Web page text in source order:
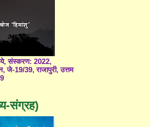
संस्करण: 2022,
जे-19/39, राजापुरी, उत्तम
संग्रह)